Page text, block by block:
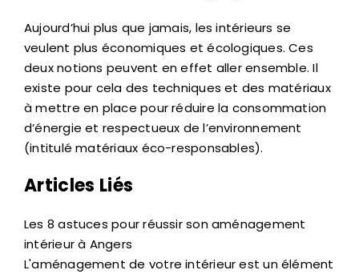
Aujourd’hui plus que jamais, les intérieurs se
veulent plus économiques et écologiques. Ces
deux notions peuvent en effet aller ensemble. Il
existe pour cela des techniques et des matériaux
à mettre en place pour réduire la consommation
d’énergie et respectueux de l’environnement
(intitulé matériaux éco-responsables).
Articles Liés
Les 8 astuces pour réussir son aménagement
intérieur à Angers
L'aménagement de votre intérieur est un élément